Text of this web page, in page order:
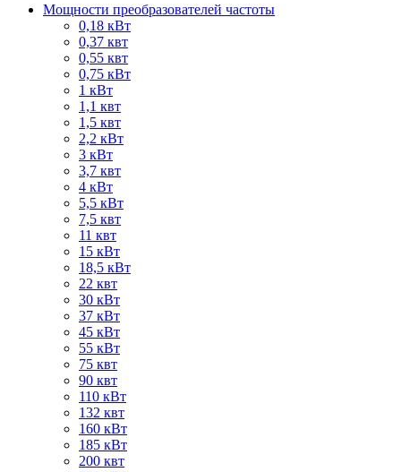
Мощности преобразователей частоты
0,18 кВт
0,37 квт
0,55 квт
0,75 кВт
1 кВт
1,1 квт
1,5 квт
2,2 кВт
3 кВт
3,7 квт
4 кВт
5,5 кВт
7,5 квт
11 квт
15 кВт
18,5 кВт
22 квт
30 кВт
37 кВт
45 кВт
55 кВт
75 квт
90 квт
110 кВт
132 квт
160 кВт
185 кВт
200 квт